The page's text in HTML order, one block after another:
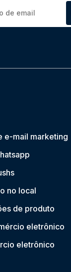
e-mail marketing
s
no local
de produto
eletrônico
eletrônico